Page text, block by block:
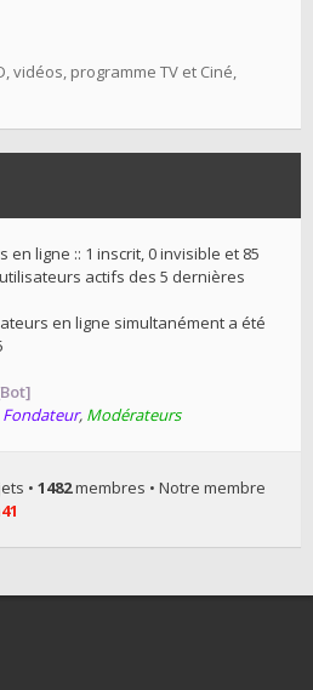
vidéos, programme TV et Ciné,
ligne :: 1 inscrit, 0 invisible et 85
actifs des 5 dernières
en ligne simultanément a été
Fondateur, Modérateurs
• 1482membres • Notre membre